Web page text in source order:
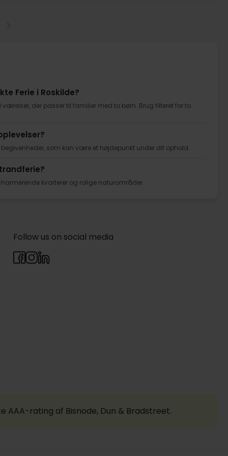
Ferie i Roskilde?
der passer til familier med to børn. Brug filteret for to
som kan være et højdepunkt under dit ophold.
kvarterer og rolige naturområder.
Follow us on social media
rating af Bisnode, Dun & Bradstreet.